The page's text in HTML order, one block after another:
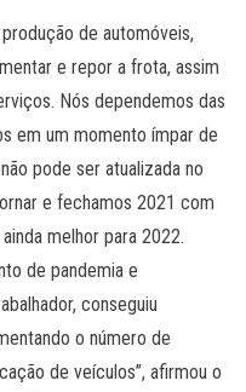
de automóveis,
e repor a frota, assim
Nós dependemos das
em um momento ímpar de
pode ser atualizada no
e fechamos 2021 com
melhor para 2022.
de pandemia e
conseguiu
o número de
de veículos”, afirmou o